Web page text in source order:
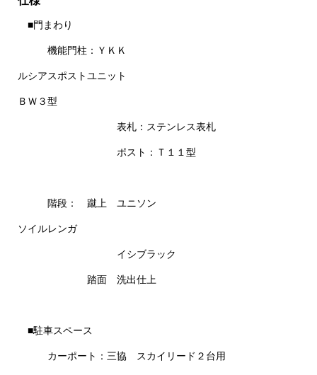
■門まわり
機能門柱：ＹＫＫ
ルシアスポストユニット
ＢＷ３型
表札：ステンレス表札
ポスト：Ｔ１１型
階段： 蹴上 ユニソン
ソイルレンガ
イシブラック
踏面 洗出仕上
■駐車スペース
カーポート：三協 スカイリード２台用